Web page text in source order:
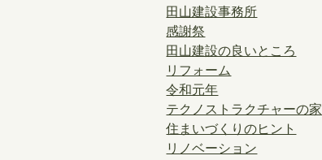
田山建設事務所
感謝祭
田山建設の良いところ
リフォーム
令和元年
テクノストラクチャーの家
住まいづくりのヒント
リノベーション